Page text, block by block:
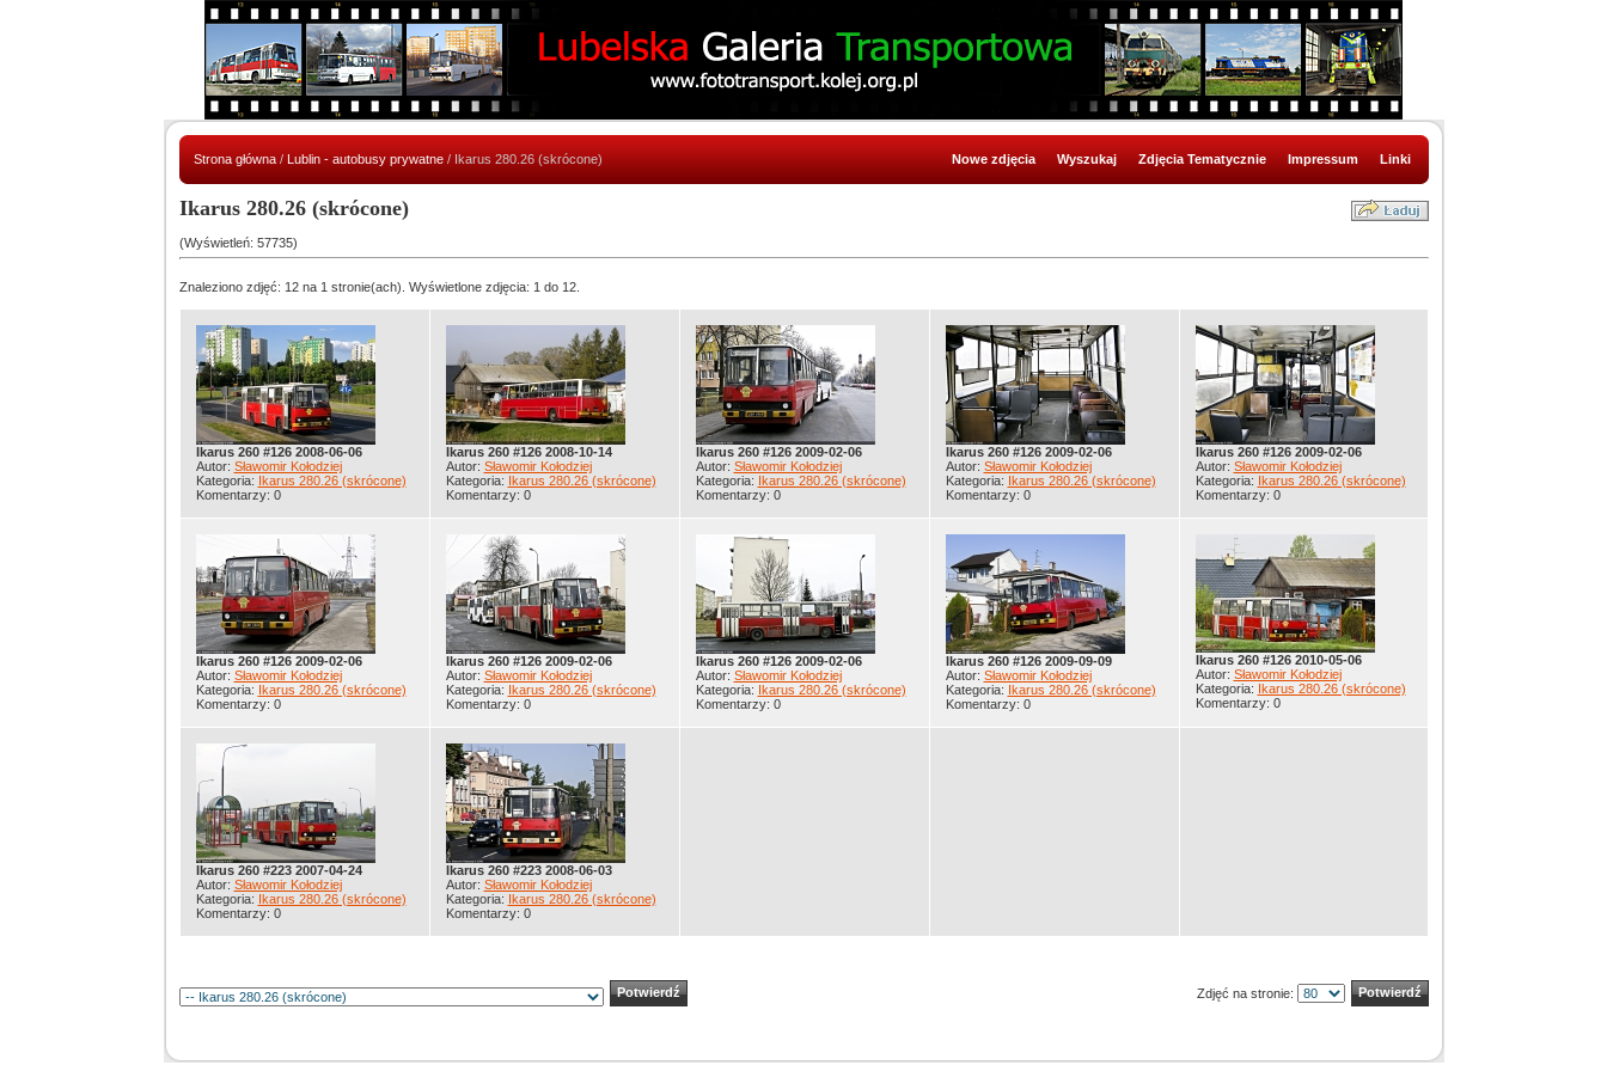
Strona główna/ Lublin - autobusy prywatne/ Ikarus 280.26 (skrócone) Nowe zdjęcia Wyszukaj Zdjęcia Tematycznie Impressum Linki
Ikarus 280.26 (skrócone)
(Wyświetleń: 57735)
Znaleziono zdjęć: 12 na 1 stronie(ach). Wyświetlone zdjęcia: 1 do 12.
Ikarus 260 #126 2008-06-06
Autor: Sławomir Kołodziej
Kategoria: Ikarus 280.26 (skrócone)
Komentarzy: 0
Ikarus 260 #126 2008-10-14
Autor: Sławomir Kołodziej
Kategoria: Ikarus 280.26 (skrócone)
Komentarzy: 0
Ikarus 260 #126 2009-02-06
Autor: Sławomir Kołodziej
Kategoria: Ikarus 280.26 (skrócone)
Komentarzy: 0
Ikarus 260 #126 2009-02-06
Autor: Sławomir Kołodziej
Kategoria: Ikarus 280.26 (skrócone)
Komentarzy: 0
Ikarus 260 #126 2009-02-06
Autor: Sławomir Kołodziej
Kategoria: Ikarus 280.26 (skrócone)
Komentarzy: 0
Ikarus 260 #126 2009-02-06
Autor: Sławomir Kołodziej
Kategoria: Ikarus 280.26 (skrócone)
Komentarzy: 0
Ikarus 260 #126 2009-02-06
Autor: Sławomir Kołodziej
Kategoria: Ikarus 280.26 (skrócone)
Komentarzy: 0
Ikarus 260 #126 2009-02-06
Autor: Sławomir Kołodziej
Kategoria: Ikarus 280.26 (skrócone)
Komentarzy: 0
Ikarus 260 #126 2009-09-09
Autor: Sławomir Kołodziej
Kategoria: Ikarus 280.26 (skrócone)
Komentarzy: 0
Ikarus 260 #126 2010-05-06
Autor: Sławomir Kołodziej
Kategoria: Ikarus 280.26 (skrócone)
Komentarzy: 0
Ikarus 260 #223 2007-04-24
Autor: Sławomir Kołodziej
Kategoria: Ikarus 280.26 (skrócone)
Komentarzy: 0
Ikarus 260 #223 2008-06-03
Autor: Sławomir Kołodziej
Kategoria: Ikarus 280.26 (skrócone)
Komentarzy: 0
Zdjęć na stronie: